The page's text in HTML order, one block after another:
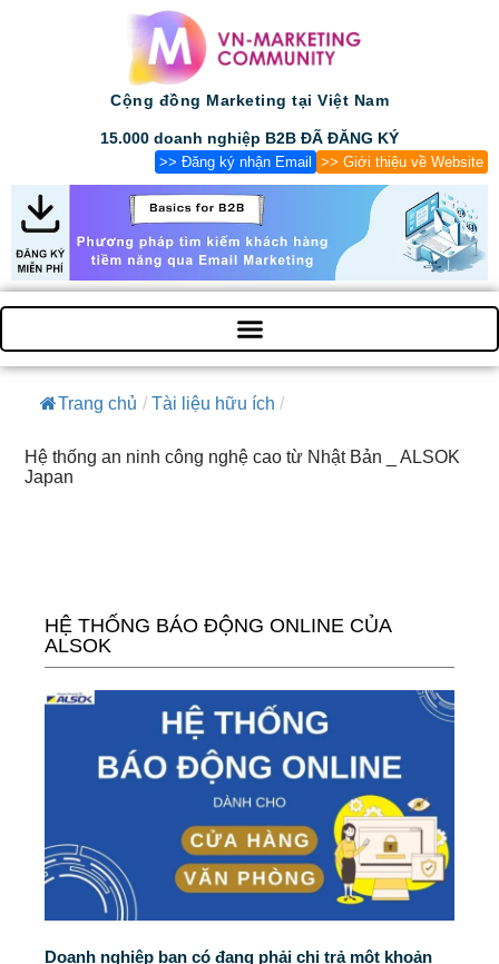
Cộng đồng Marketing tại Việt Nam
15.000 doanh nghiệp B2B ĐÃ ĐĂNG KÝ
>> Giới thiệu về Website
>> Đăng ký nhận Email
Trang chủ / Tài liệu hữu ích /
Hệ thống an ninh công nghệ cao từ Nhật Bản _ ALSOK
Japan
HỆ THỐNG BÁO ĐỘNG ONLINE CỦA
ALSOK
Doanh nghiệp bạn có đang phải chi trả một khoản